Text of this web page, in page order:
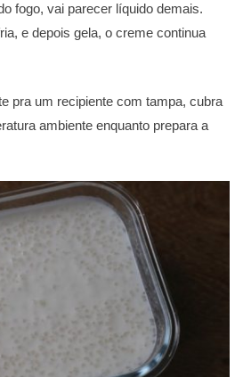
fogo, vai parecer líquido demais.
e depois gela, o creme continua
pra um recipiente com tampa, cubra
ambiente enquanto prepara a